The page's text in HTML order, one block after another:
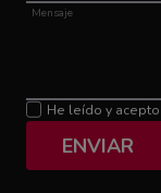
Mensaje
He leído y
ENVIAR